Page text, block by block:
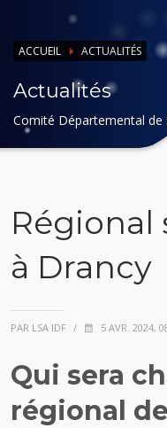
ACCUEIL ACTUALITÉS
Actualités
Comité Départemental de
Régional
à Drancy
PAR LSA IDF / 5 AVR. 2024,
Qui sera
régional